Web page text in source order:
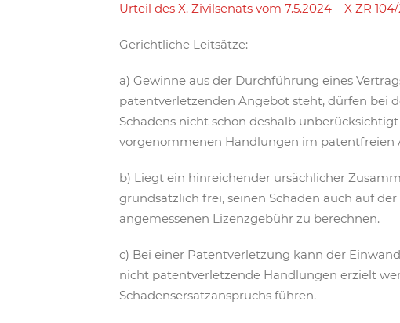
Urteil des X. Zivilsenats vom 7.5.2024 – X ZR
Gerichtliche Leitsätze:
a) Gewinne aus der Durchführung eines
patentverletzenden Angebot steht, dürfen bei
Schadens nicht schon deshalb
vorgenommenen Handlungen im patentfreien
b) Liegt ein hinreichender ursächlicher
grundsätzlich frei, seinen Schaden auch auf
angemessenen Lizenzgebühr zu berechnen.
c) Bei einer Patentverletzung kann der
nicht patentverletzende Handlungen erzielt
Schadensersatzanspruchs führen.